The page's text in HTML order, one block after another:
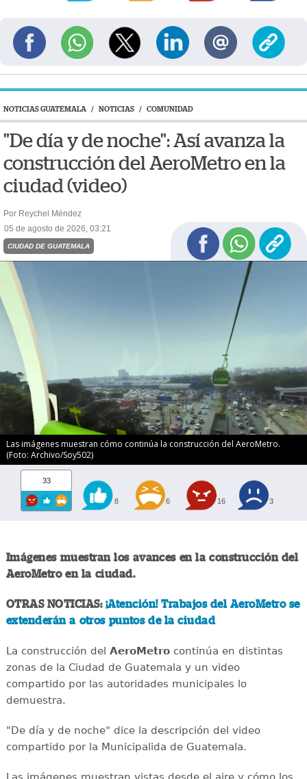
NOTICIAS GUATEMALA / NOTICIAS / COMUNIDAD
"De día y de noche": Así avanza la
construcción del AeroMetro en la
ciudad (video)
Por Reychel Méndez
05 de agosto de 2026, 03:21
CIUDAD DE GUATEMALA
Las imágenes muestran cómo continúa la construcción del AeroMetro.
(Foto: Archivo/Soy502)
33
8 6 16 3
Imágenes muestran los avances en la construcción del
AeroMetro en la ciudad.
OTRAS NOTICIAS: ¡Atención! Trabajos del AeroMetro se
extenderán a otros puntos de la ciudad
La construcción del AeroMetrocontinúa en distintas
zonas de la Ciudad de Guatemala y un video
compartido por las autoridades municipales lo
demuestra.
"De día y de noche" dice la descripción del video
compartido por la Municipalida de Guatemala.